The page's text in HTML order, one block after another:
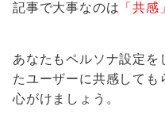
記事で大事なのは 「共感
あなたもペルソナ設定を
たユーザーに共感しても
心がけましょう。